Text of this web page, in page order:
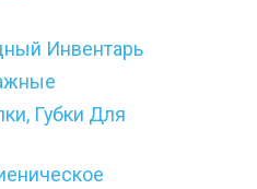
Инвентарь
Губки Для